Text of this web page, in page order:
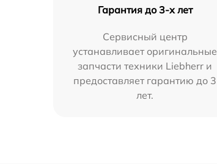
Гарантия до 3-х лет
Сервисный центр
устанавливает оригинальные
запчасти техники Liebherr и
предоставляет гарантию до 3
лет.